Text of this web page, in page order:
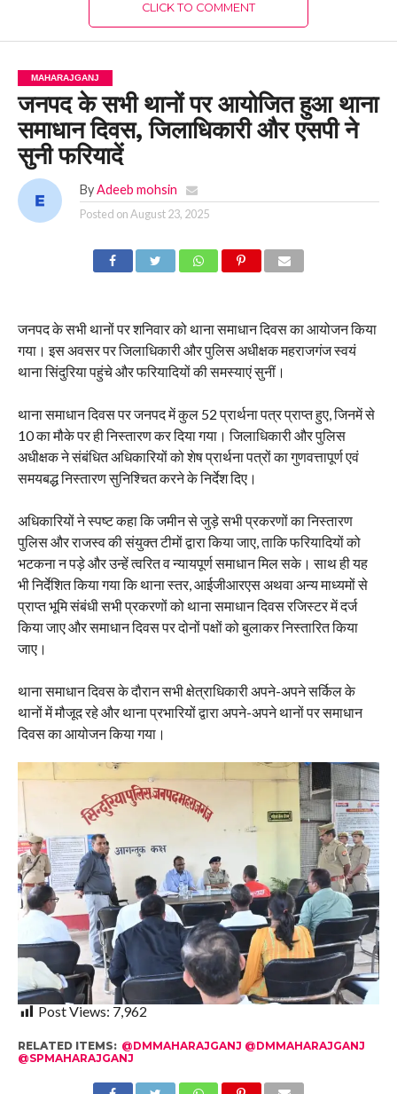
CLICK TO COMMENT
MAHARAJGANJ
जनपद के सभी थानों पर आयोजित हुआ थाना
समाधान दिवस, जिलाधिकारी और एसपी ने
सुनी फरियादें
By Adeeb mohsin
Posted onAugust 23, 2025
जनपद के सभी थानों पर शनिवार को थाना समाधान दिवस का आयोजन किया
गया। इस अवसर पर जिलाधिकारी और पुलिस अधीक्षक महराजगंज स्वयं
थाना सिंदुरिया पहुंचे और फरियादियों की समस्याएं सुनीं।
थाना समाधान दिवस पर जनपद में कुल 52 प्रार्थना पत्र प्राप्त हुए, जिनमें से
10 का मौके पर ही निस्तारण कर दिया गया। जिलाधिकारी और पुलिस
अधीक्षक ने संबंधित अधिकारियों को शेष प्रार्थना पत्रों का गुणवत्तापूर्ण एवं
समयबद्ध निस्तारण सुनिश्चित करने के निर्देश दिए।
अधिकारियों ने स्पष्ट कहा कि जमीन से जुड़े सभी प्रकरणों का निस्तारण
पुलिस और राजस्व की संयुक्त टीमों द्वारा किया जाए, ताकि फरियादियों को
भटकना न पड़े और उन्हें त्वरित व न्यायपूर्ण समाधान मिल सके। साथ ही यह
भी निर्देशित किया गया कि थाना स्तर, आईजीआरएस अथवा अन्य माध्यमों से
प्राप्त भूमि संबंधी सभी प्रकरणों को थाना समाधान दिवस रजिस्टर में दर्ज
किया जाए और समाधान दिवस पर दोनों पक्षों को बुलाकर निस्तारित किया
जाए।
थाना समाधान दिवस के दौरान सभी क्षेत्राधिकारी अपने-अपने सर्किल के
थानों में मौजूद रहे और थाना प्रभारियों द्वारा अपने-अपने थानों पर समाधान
दिवस का आयोजन किया गया।
Post Views: 7,962
RELATED ITEMS: @DMMAHARAJGANJ @DMMAHARAJGANJ
@SPMAHARAJGANJ